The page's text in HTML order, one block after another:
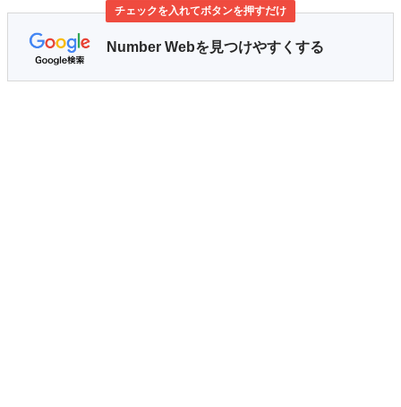
チェックを入れてボタンを押すだけ
Number Webを見つけやすくする